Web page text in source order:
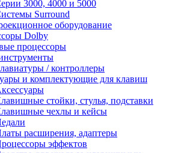
3000, 4000 и 5000
Surround
оборудование
Dolby
процессоры
/ контроллеры
и комплектующие для клавиш
стойки, стулья, подставки
чехлы и кейсы
расширения, адаптеры
эффектов